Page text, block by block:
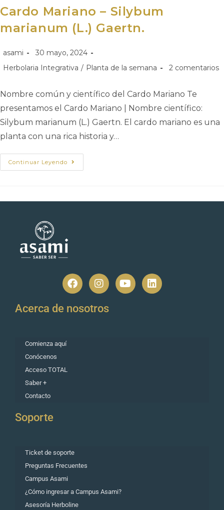
Cardo Mariano – Silybum
marianum (L.) Gaertn.
asami
30 mayo, 2024
Herbolaria Integrativa / Planta de la semana 2 comentarios
Nombre común y científico del Cardo Mariano Te
presentamos el Cardo Mariano | Nombre científico:
Silybum marianum (L.) Gaertn. El cardo mariano es una
planta con una rica historia y…
Continuar Leyendo
Acerca de nosotros
Comienza aquí
Conócenos
Acceso TOTAL
Saber +
Contacto
Soporte
Ticket de soporte
Preguntas Frecuentes
Campus Asami
¿Cómo ingresar a Campus Asami?
Asesoría Herboline